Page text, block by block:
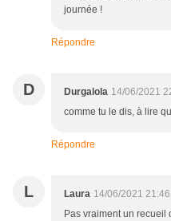
journée !
Répondre
D Durgalola 14/06/2021
comme tu le dis, à lire
Répondre
L Laura 14/06/2021 21:46
Pas vraiment un